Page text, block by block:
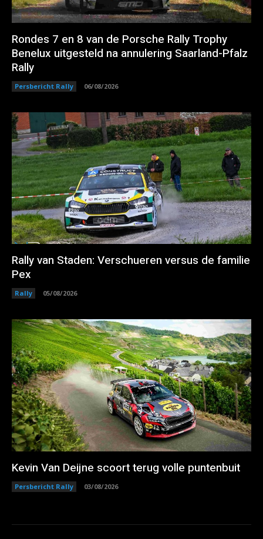
Rondes 7 en 8 van de Porsche Rally Trophy
Benelux uitgesteld na annulering Saarland-Pfalz
Rally
Persbericht Rally 06/08/2026
Rally van Staden: Verschueren versus de familie
Pex
Rally 05/08/2026
Kevin Van Deijne scoort terug volle puntenbuit
Persbericht Rally 03/08/2026